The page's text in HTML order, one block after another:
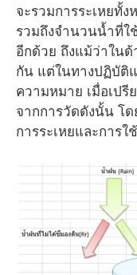
จะรวมการระเหยทั้
รวมถึงจำนวนน้ำที่ใ
อีกด้วย ถึงแม้ว่าใน
กัน แต่ในทางปฏิบัติ
ความหมาย เมื่อเปรี
จากการวัดดังนั้น โ
การระเหยและการ